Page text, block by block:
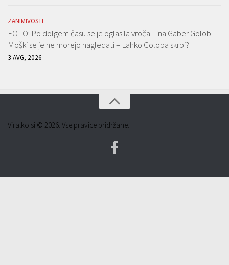
ZANIMIVOSTI
FOTO: Po dolgem času se je oglasila vroča Tina Gaber Golob –
Moški se je ne morejo nagledati – Lahko Goloba skrbi?
3 AVG, 2026
Viralko.si © 2026. Vse pravice pridržane.